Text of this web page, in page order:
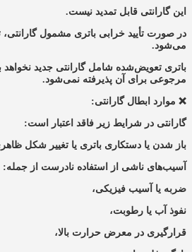
این گارانتی قابل تمدید نیست.
در صورت تأیید خرابی باتری مشمول گارانتی،
می‌شود.
باتری تعویض‌شده شامل گارانتی جدید نخواهد
مرجوعی برای آن پذیرفته نمی‌شود.
❌ موارد ابطال گارانتی:
گارانتی در شرایط زیر فاقد اعتبار است:
باز شدن یا دستکاری باتری یا تغییر شکل
آسیب‌های ناشی از استفاده نادرست از جمله:
ضربه یا آسیب فیزیکی،
نفوذ آب یا رطوبت،
قرارگیری در معرض حرارت بالا،